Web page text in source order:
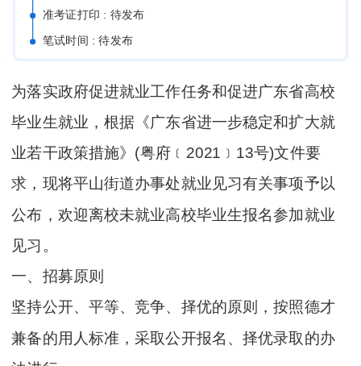
准考证打印 : 待发布
笔试时间 : 待发布
为落实政府促进就业工作任务和促进广东省高校
毕业生就业，根据《广东省进一步稳定和扩大就
业若干政策措施》(粤府﹝2021﹞13号)文件要
求，现将平山街道办事处就业见习有关事项予以
公布，欢迎离校未就业高校毕业生报名参加就业
见习。
一、招募原则
坚持公开、平等、竞争、择优的原则，按照德才
兼备的用人标准，采取公开报名、择优录取的办